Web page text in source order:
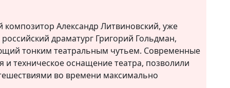
композитор Александр Литвиновский, уже
драматург Григорий Гольдман,
тонким театральным чутьем. Современные
техническое оснащение театра, позволили
во времени максимально